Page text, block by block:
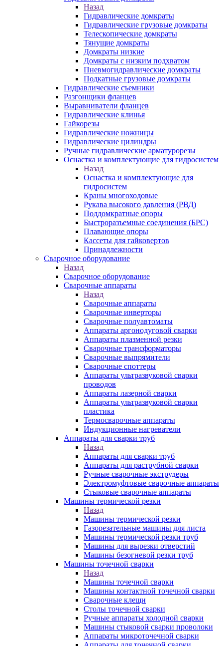
Назад
Гидравлические домкраты
Гидравлические грузовые домкраты
Телескопические домкраты
Тянущие домкраты
Домкраты низкие
Домкраты с низким подхватом
Пневмогидравлические домкраты
Подкатные грузовые домкраты
Гидравлические съемники
Разгонщики фланцев
Выравниватели фланцев
Гидравлические клинья
Гайкорезы
Гидравлические ножницы
Гидравлические цилиндры
Ручные гидравлические арматурорезы
Оснастка и комплектующие для гидросистем
Назад
Оснастка и комплектующие для
гидросистем
Краны многоходовые
Рукава высокого давления (РВД)
Поддомкратные опоры
Быстроразъемные соединения (БРС)
Плавающие опоры
Кассеты для гайковертов
Принадлежности
Сварочное оборудование
Назад
Сварочное оборудование
Сварочные аппараты
Назад
Сварочные аппараты
Сварочные инверторы
Сварочные полуавтоматы
Аппараты аргонодуговой сварки
Аппараты плазменной резки
Сварочные трансформаторы
Сварочные выпрямители
Сварочные споттеры
Аппараты ультразвуковой сварки
проводов
Аппараты лазерной сварки
Аппараты ультразвуковой сварки
пластика
Термосварочные аппараты
Индукционные нагреватели
Аппараты для сварки труб
Назад
Аппараты для сварки труб
Аппараты для раструбной сварки
Ручные сварочные экструдеры
Электромуфтовые сварочные аппараты
Стыковые сварочные аппараты
Машины термической резки
Назад
Машины термической резки
Газорезательные машины для листа
Машины термической резки труб
Машины для вырезки отверстий
Машины безогневой резки труб
Машины точечной сварки
Назад
Машины точечной сварки
Машины контактной точечной сварки
Сварочные клещи
Столы точечной сварки
Ручные аппараты холодной сварки
Машины стыковой сварки проволоки
Аппараты микроточечной сварки